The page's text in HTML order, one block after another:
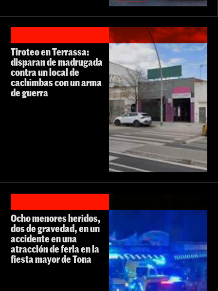
Tiroteo en Terrassa:
disparan de madrugada
contra un local de
cachimbas con un arma
de guerra
Ocho menores heridos,
dos de gravedad, en un
accidente en una
atracción de feria en la
fiesta mayor de Tona